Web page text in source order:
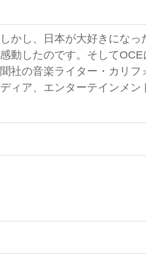
しかし、日本が大好きになっ
動したのです。そしてOCE
社の音楽ライター・カリフ
ィア、エンターテインメン